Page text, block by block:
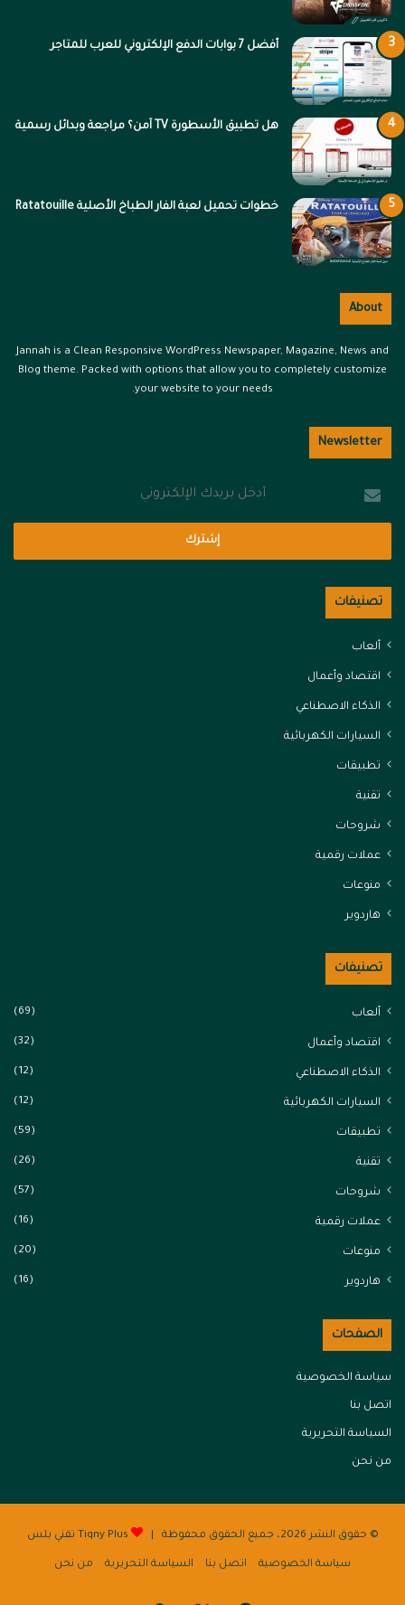
أفضل 7 بوابات الدفع الإلكتروني للعرب للمتاجر
هل تطبيق الأسطورة TV آمن؟ مراجعة وبدائل رسمية
خطوات تحميل لعبة الفار الطباخ الأصلية Ratatouille
About
Jannah is a Clean Responsive WordPress Newspaper, Magazine, News and
Blog theme. Packed with options that allow you to completely customize
your website to your needs.
Newsletter
بريدك
الإلكتروني
تصنيفات
ألعاب
اقتصاد وأعمال
الذكاء الاصطناعي
السيارات الكهربائية
تطبيقات
تقنية
شروحات
عملات رقمية
منوعات
هاردوير
تصنيفات
ألعاب (69)
اقتصاد وأعمال (32)
الذكاء الاصطناعي (12)
السيارات الكهربائية (12)
تطبيقات (59)
تقنية (26)
شروحات (57)
عملات رقمية (16)
منوعات (20)
هاردوير (16)
الصفحات
سياسة الخصوصية
اتصل بنا
السياسة التحريرية
من نحن
© حقوق النشر 2026، جميع الحقوق محفوظة | Tiqny Plus تقني بلس
سياسة الخصوصية اتصل بنا السياسة التحريرية من نحن